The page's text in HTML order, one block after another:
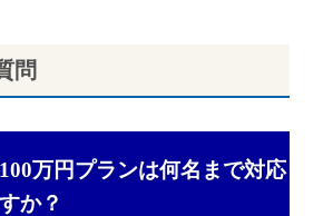
問
万円プランは何名まで対応
か？